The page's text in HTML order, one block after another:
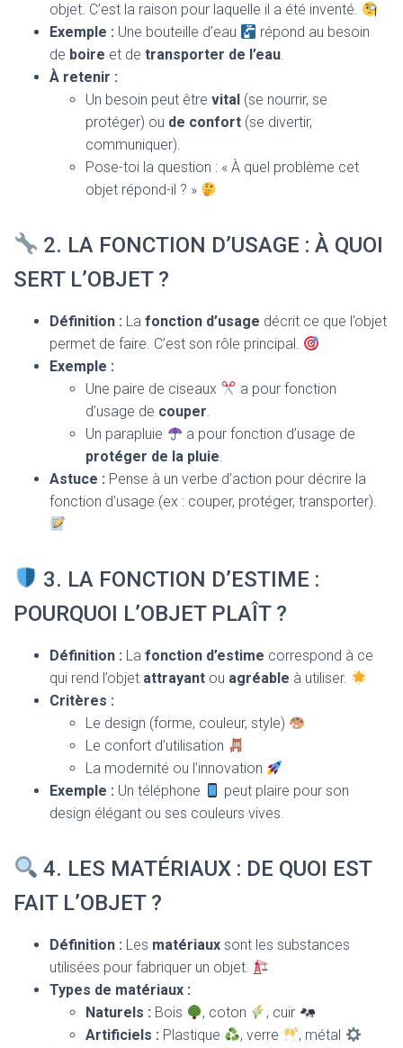
objet. C’est la raison pour laquelle il a été inventé.
Exemple : Une bouteille d’eau
répond au besoin
de boire et de transporter de l’eau.
À retenir :
Un besoin peut être vital (se nourrir, se
protéger) ou de confort (se divertir,
communiquer).
Pose-toi la question : « À quel problème cet
objet répond-il ? »
2. LA FONCTION D’USAGE : À QUOI
SERT L’OBJET ?
Définition : La fonction d’usage décrit ce que l’objet
permet de faire. C’est son rôle principal.
Exemple :
Une paire de ciseaux
a pour fonction
d’usage de couper.
Un parapluie
a pour fonction d’usage de
protéger de la pluie.
Astuce : Pense à un verbe d’action pour décrire la
fonction d’usage (ex : couper, protéger, transporter).
3. LA FONCTION D’ESTIME :
POURQUOI L’OBJET PLAÎT ?
Définition : La fonction d’estime correspond à ce
qui rend l’objet attrayant ou agréable à utiliser.
Critères :
Le design (forme, couleur, style)
Le confort d’utilisation
La modernité ou l’innovation
Exemple : Un téléphone
peut plaire pour son
design élégant ou ses couleurs vives.
4. LES MATÉRIAUX : DE QUOI EST
FAIT L’OBJET ?
Définition : Les matériaux sont les substances
utilisées pour fabriquer un objet.
Types de matériaux :
Naturels : Bois , coton
, cuir
Artificiels : Plastique , verre
, métal